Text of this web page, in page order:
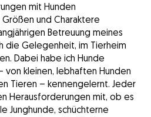
mit Hunden
und Charaktere
Betreuung meines
die Gelegenheit, im Tierheim
Dabei habe ich Hunde
von kleinen, lebhaften Hunden
Tieren – kennengelernt. Jeder
Herausforderungen mit, ob es
Junghunde, schüchterne